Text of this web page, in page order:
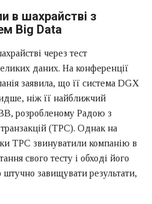
в шахрайстві з
Big Data
через тест
даних. На конференції
заявила, що її система DGX
ніж її найближчий
розробленому Радою з
(TPC). Однак на
TPC звинуватили компанію в
свого тесту і обході його
завищувати результати,